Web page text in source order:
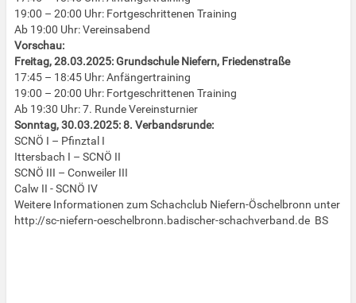
19:00 – 20:00 Uhr: Fortgeschrittenen Training
Ab 19:00 Uhr: Vereinsabend
Vorschau:
Freitag, 28.03.2025: Grundschule Niefern, Friedenstraße
17:45 – 18:45 Uhr: Anfängertraining
19:00 – 20:00 Uhr: Fortgeschrittenen Training
Ab 19:30 Uhr: 7. Runde Vereinsturnier
Sonntag, 30.03.2025: 8. Verbandsrunde:
SCNÖ I – Pfinztal I
Ittersbach I – SCNÖ II
SCNÖ III – Conweiler III
Calw II - SCNÖ IV
Weitere Informationen zum Schachclub Niefern-Öschelbronn unter
http://sc-niefern-oeschelbronn.badischer-schachverband.de BS